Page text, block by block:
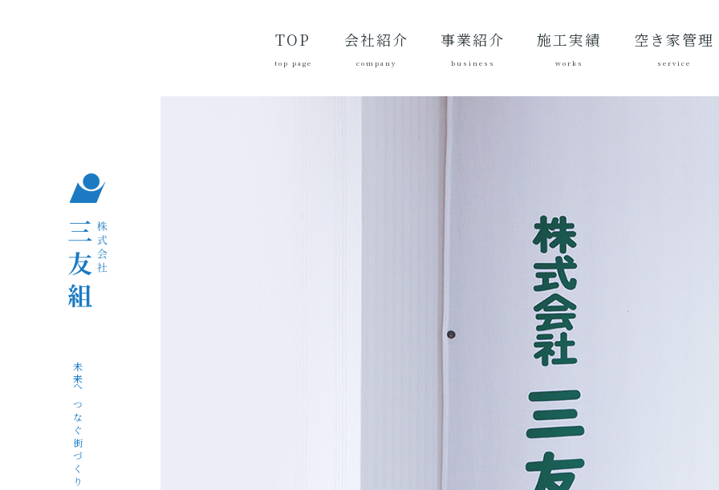
未来へつなぐ街づくり
TOP
top page
会社紹介
company
つ
事業紹介
business
施工実績
works
績
績
空き家管理
service
ービスとは？
動内容
流れ